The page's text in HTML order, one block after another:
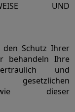
UND
den Schutz Ihrer
behandeln Ihre
und
dieser